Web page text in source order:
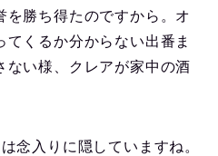
を勝ち得たのですから。オ
くるか分からない出番ま
ない様、クレアが家中の酒
念入りに隠していますね。